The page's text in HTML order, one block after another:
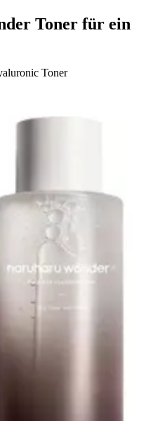
Toner für ein
Toner